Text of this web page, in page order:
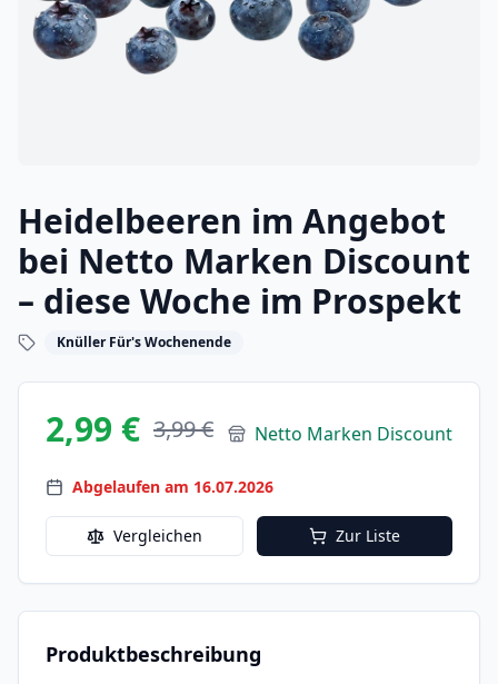
Heidelbeeren im Angebot
bei Netto Marken Discount
– diese Woche im Prospekt
Knüller Für's Wochenende
2,99 € 3,99 € Netto Marken Discount
Abgelaufen am 16.07.2026
Vergleichen Zur Liste
Produktbeschreibung